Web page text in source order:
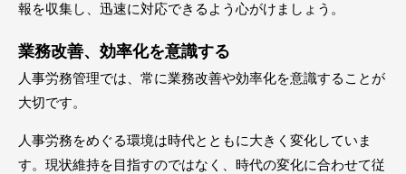
報を収集し、迅速に対応できるよう心がけましょう。
業務改善、効率化を意識する
人事労務管理では、常に業務改善や効率化を意識することが
大切です。
人事労務をめぐる環境は時代とともに大きく変化していま
す。現状維持を目指すのではなく、時代の変化に合わせて従